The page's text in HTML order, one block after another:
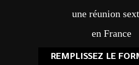
une réunion
en France
REMPLISSEZ LE